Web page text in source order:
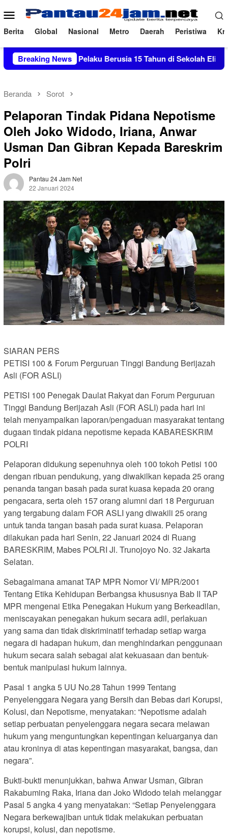
ke
konten
Menu
Mobile
Berita Global Nasional Metro Daerah Peristiwa
Breaking News
Pelaku Berusia 15 Tahun di Sekolah Elite, 3 Siswa dan
Beranda Sorot
Pelaporan Tindak Pidana Nepotisme
Oleh Joko Widodo, Iriana, Anwar
Usman Dan Gibran Kepada Bareskrim
Polri
Pantau 24 Jam Net
22 Januari 2024
SIARAN PERS
PETISI 100 & Forum Perguruan Tinggi Bandung Berijazah
Asli (FOR ASLI)
PETISI 100 Penegak Daulat Rakyat dan Forum Perguruan
Tinggi Bandung Berijazah Asli (FOR ASLI) pada hari ini
telah menyampaikan laporan/pengaduan masyarakat tentang
dugaan tindak pidana nepotisme kepada KABARESKRIM
POLRI
Pelaporan didukung sepenuhnya oleh 100 tokoh Petisi 100
dengan ribuan pendukung, yang diwakilkan kepada 25 orang
penanda tangan basah pada surat kuasa kepada 20 orang
pengacara, serta oleh 157 orang alumni dari 18 Perguruan
yang tergabung dalam FOR ASLI yang diwakili 25 orang
untuk tanda tangan basah pada surat kuasa. Pelaporan
dilakukan pada hari Senin, 22 Januari 2024 di Ruang
BARESKRIM, Mabes POLRI Jl. Trunojoyo No. 32 Jakarta
Selatan.
Sebagaimana amanat TAP MPR Nomor VI/ MPR/2001
Tentang Etika Kehidupan Berbangsa khususnya Bab II TAP
MPR mengenai Etika Penegakan Hukum yang Berkeadilan,
meniscayakan penegakan hukum secara adil, perlakuan
yang sama dan tidak diskriminatif terhadap setiap warga
negara di hadapan hukum, dan menghindarkan penggunaan
hukum secara salah sebagai alat kekuasaan dan bentuk-
bentuk manipulasi hukum lainnya.
Pasal 1 angka 5 UU No.28 Tahun 1999 Tentang
Penyelenggara Negara yang Bersih dan Bebas dari Korupsi,
Kolusi, dan Nepotisme, menyatakan: “Nepotisme adalah
setiap perbuatan penyelenggara negara secara melawan
hukum yang menguntungkan kepentingan keluarganya dan
atau kroninya di atas kepentingan masyarakat, bangsa, dan
negara”.
Bukti-bukti menunjukkan, bahwa Anwar Usman, Gibran
Rakabuming Raka, Iriana dan Joko Widodo telah melanggar
Pasal 5 angka 4 yang menyatakan: “Setiap Penyelenggara
Negara berkewajiban untuk tidak melakukan perbuatan
korupsi, kolusi, dan nepotisme.